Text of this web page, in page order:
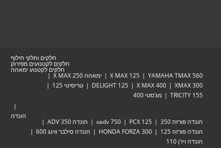
חלקים וחלקי חילוף
חלקים לקטנועים מפירוק
חלקים לקטנוע ימאהה
YAMAHA
X MAX 125
ימאהה X MAX 250
X MAX 400
DELIGHT 125
טריסיטי 125
מג’סטי 400
PCX 125
xadv 750
הונדה ADV 350
HONDA FORZA 300
הונדה סילבר ווינג 600